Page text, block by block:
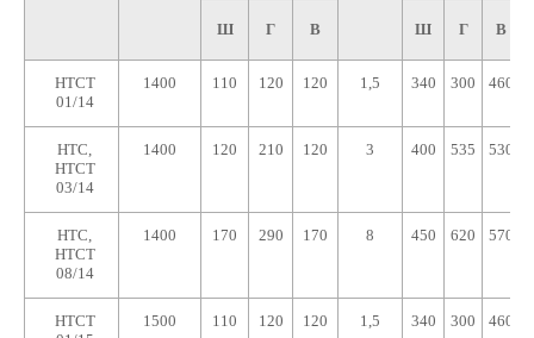
Ш Г В Ш Г В
HTCT
01/14
1400 110 120 120 1,5 340 300 460
HTC,
HTCT
03/14
1400 120 210 120 3 400 535 530
HTC,
HTCT
08/14
1400 170 290 170 8 450 620 570
HTCT
1500 110 120 120 1,5 340 300 460